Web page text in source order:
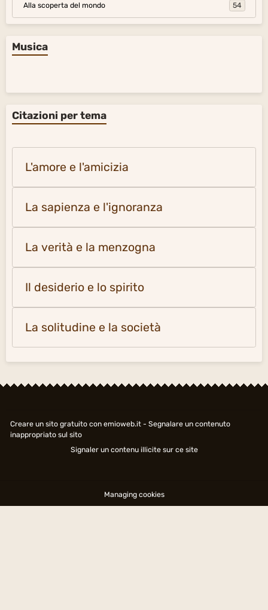
Alla scoperta del mondo 54
Musica
Citazioni per tema
L'amore e l'amicizia
La sapienza e l'ignoranza
La verità e la menzogna
Il desiderio e lo spirito
La solitudine e la società
Creare un sito gratuito con emioweb.it - Segnalare un contenuto
inappropriato sul sito
Signaler un contenu illicite sur ce site
Managing cookies